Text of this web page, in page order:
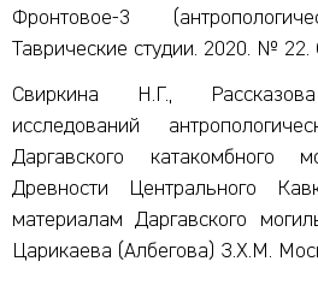
Фронтовое-3
Таврические студии. 2020. № 22.
Свиркина Н.Г.,
исследований
Даргавского катакомбного
Древности Центрального
материалам Даргавского
Царикаева (Албегова) З.Х.М.